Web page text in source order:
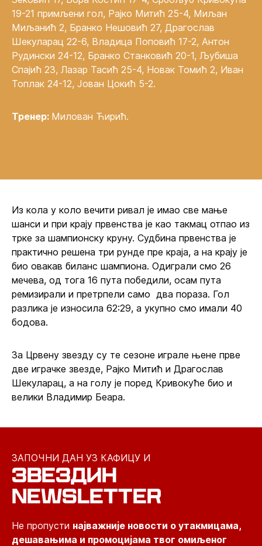
19-21 примљени гол, Рајко Митић 25-4, Миљан
Миљанић 2, Бранко Нешовић 27, Драгослав
Шекуларац 22-6, Владица Поповић 17-2, Антон
Рудински 24-12, Бранко Станковић 20-1, Љубиша
Спајић 23, Лазар Тасић 25-4, Новак Томић 2, Иван
Топлак 24-12, Јован Цокић 5-2.
Тренер: Милован Ћирић.
Из кола у коло вечити ривал је имао све мање
шанси и при крају првенства је као такмац отпао из
трке за шампионску круну. Судбина првенства је
практично решена три рунде пре краја, а на крају је
био овакав биланс шампиона. Одиграли смо 26
мечева, од тога 16 пута победили, осам пута
ремизирали и претрпели само два пораза. Гол
разлика је износила 62:29, а укупно смо имали 40
бодова.
За Црвену звезду су те сезоне играле њене прве
две играчке звезде, Рајко Митић и Драгослав
Шекуларац, а на голу је поред Кривокуће био и
велики Владимир Беара.
ЗАПОЧНИ ДАН УЗ КАФИЦУ И
ЗВЕЗДИН
NEWSLETTER
Не пропусти најважније новости о утакмицама,
дешавањима и промоцијама твог омиљеног